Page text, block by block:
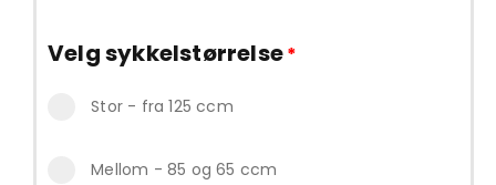
Velg sykkelstørrelse*
Stor - fra 125 ccm
Mellom - 85 og 65 ccm